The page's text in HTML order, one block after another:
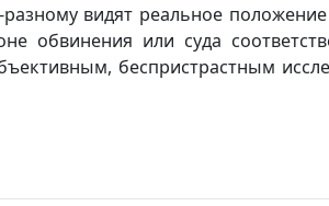
видят реальное положение
обвинения или суда
беспристрастным